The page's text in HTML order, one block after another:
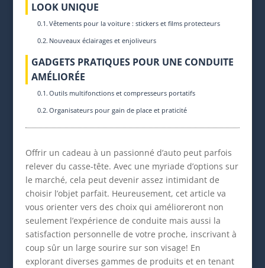
LOOK UNIQUE
Vêtements pour la voiture : stickers et films protecteurs
Nouveaux éclairages et enjoliveurs
GADGETS PRATIQUES POUR UNE CONDUITE
AMÉLIORÉE
Outils multifonctions et compresseurs portatifs
Organisateurs pour gain de place et praticité
Offrir un cadeau à un passionné d’auto peut parfois
relever du casse-tête. Avec une myriade d’options sur
le marché, cela peut devenir assez intimidant de
choisir l’objet parfait. Heureusement, cet article va
vous orienter vers des choix qui amélioreront non
seulement l’expérience de conduite mais aussi la
satisfaction personnelle de votre proche, inscrivant à
coup sûr un large sourire sur son visage! En
explorant diverses gammes de produits et en tenant